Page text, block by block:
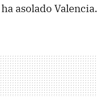
asolado Valencia.